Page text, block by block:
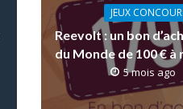
JEUX
Reevolt : un bon
du Monde de 100 €
5 mois ago